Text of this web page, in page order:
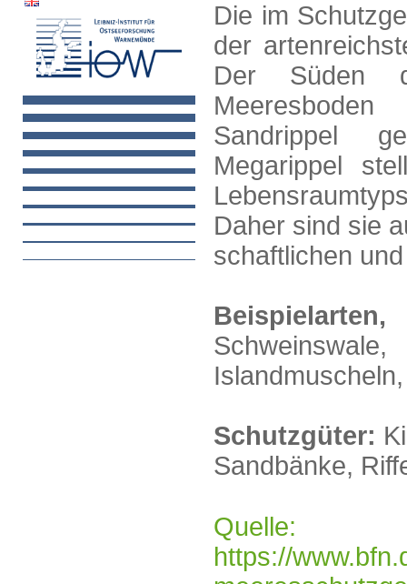
Die im
der
Der Süden
Sandrippel
Megarippel
Daher sind sie
schaftlichen
Schutzgüter:
Sandbänke,
Quelle:
https://